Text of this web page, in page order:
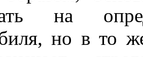
на
но в то